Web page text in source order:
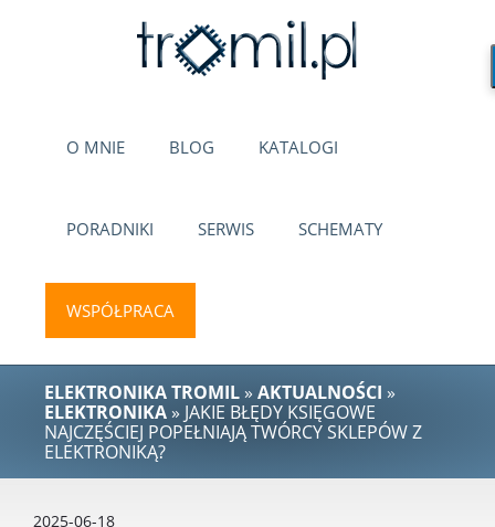
O MNIE BLOG KATALOGI
PORADNIKI SERWIS SCHEMATY
WSPÓŁPRACA
ELEKTRONIKA TROMIL » AKTUALNOŚCI »
ELEKTRONIKA » JAKIE BŁĘDY KSIĘGOWE
NAJCZĘŚCIEJ POPEŁNIAJĄ TWÓRCY SKLEPÓW Z
ELEKTRONIKĄ?
2025-06-18